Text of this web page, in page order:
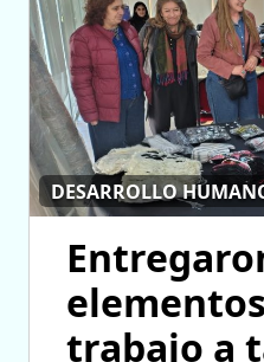
DESARROLLO
trabajo a